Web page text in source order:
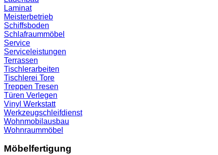
Laminat
Meisterbetrieb
Schiffsboden
Schlafraummöbel
Service
Serviceleistungen
Terrassen
Tischlerarbeiten
Tischlerei Tore
Treppen Tresen
Türen Verlegen
Vinyl Werkstatt
Werkzeugschleifdienst
Wohnmobilausbau
Wohnraummöbel
Möbelfertigung